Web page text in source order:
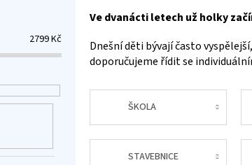
2799Kč
Ve dvanácti letech už holky
Dnešní děti bývají často
doporučujeme řídit se
ŠKOLA
STAVEBNICE